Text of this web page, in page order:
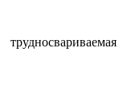
трудносвариваемая